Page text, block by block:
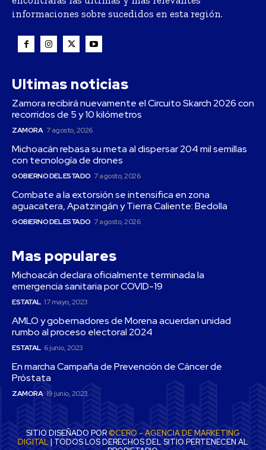
informaciones sobre sucedidos en esta región.
Ultimas noticias
Zamora recibirá nuevamente el Circuito Skarch 2026 con
recorridos de 5 y 10 kilómetros
ZAMORA 7 agosto, 2026
Michoacán rebasa su meta al dispersar 204 mil semillas
con tecnología de drones
GOBIERNO DEL ESTADO 7 agosto, 2026
Combate a la extorsión se intensifica en zona
aguacatera, Apatzingán y Tierra Caliente: Bedolla
GOBIERNO DEL ESTADO 7 agosto, 2026
Mas populares
Michoacán declara oficialmente terminada la
emergencia sanitaria por COVID-19
ESTATAL 17 mayo, 2023
AMLO y gobernadores de Morena acuerdan unidad
rumbo al proceso electoral 2024
ESTATAL 6 junio, 2023
En marcha Campaña de Prevención de Cáncer de
Próstata
ZAMORA 19 junio, 2023
SITIO DISEÑADO POR©CERO - AGENCIA DE MARKETING
DIGITAL| TODOS LOS DERECHOS DEL SITIO PERTENECEN AL